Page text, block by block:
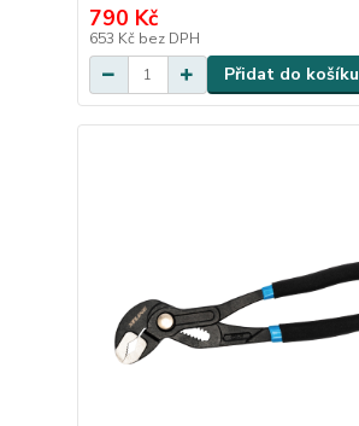
790 Kč
653 Kč bez DPH
Přidat do košíku